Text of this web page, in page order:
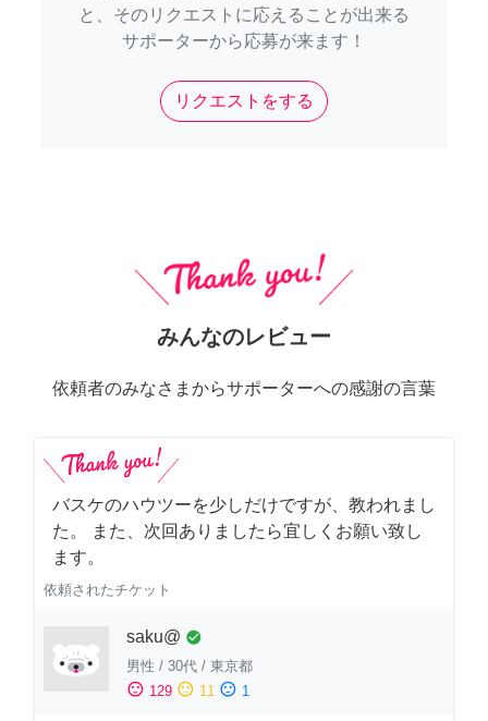
と、そのリクエストに応えることが出来る
サポーターから応募が来ます！
リクエストをする
みんなのレビュー
依頼者のみなさまからサポーターへの感謝の言葉
バスケのハウツーを少しだけですが、教われまし
た。 また、次回ありましたら宜しくお願い致し
ます。
依頼されたチケット
saku@ check_circle
男性 / 30代 / 東京都
sentiment_satisfied 129 sentiment_neutral 11 sentiment_dissatisfied 1